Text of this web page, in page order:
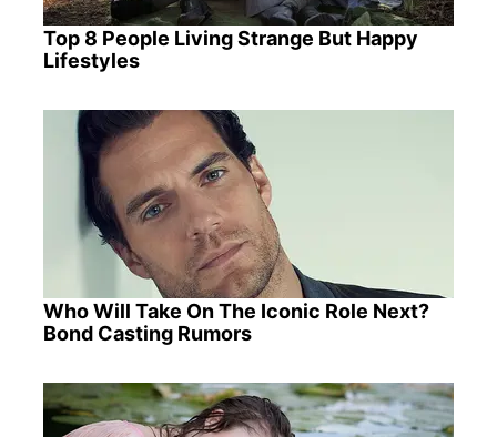
Top 8 People Living Strange But Happy
Lifestyles
Who Will Take On The Iconic Role Next?
Bond Casting Rumors